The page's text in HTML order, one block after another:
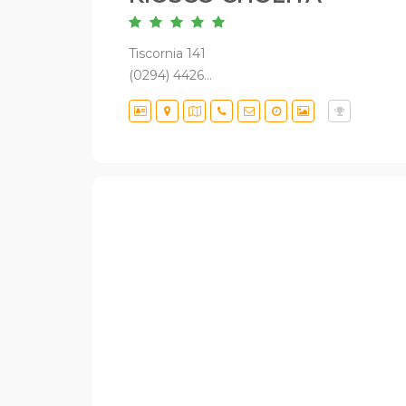
Tiscornia 141
(0294) 4426...